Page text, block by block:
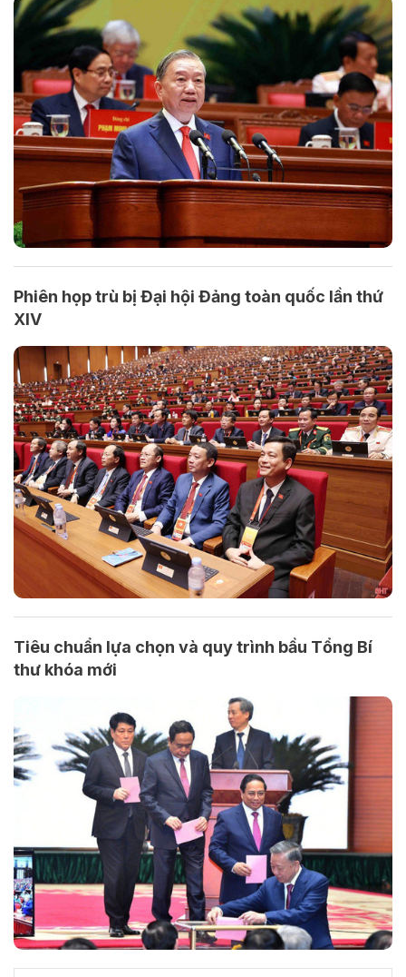
Phiên họp trù bị Đại hội Đảng toàn quốc lần thứ
XIV
Tiêu chuẩn lựa chọn và quy trình bầu Tổng Bí
thư khóa mới